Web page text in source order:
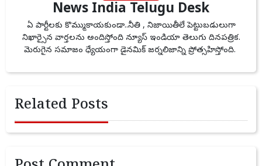
News India Telugu Desk
ఏ పార్టీలకు కొమ్ముకాయకుండా..నీతి , నిజాయితీలే పెట్టుబడులుగా
నిఖార్సైన వార్తలను అందిస్తోంది న్యూస్ ఇండియా తెలుగు దినపత్రిక.
మెరుగైన సమాజం ధ్యేయంగా డైనమిక్ జర్నలిజాన్ని ప్రోత్సహిస్తోంది.
Related Posts